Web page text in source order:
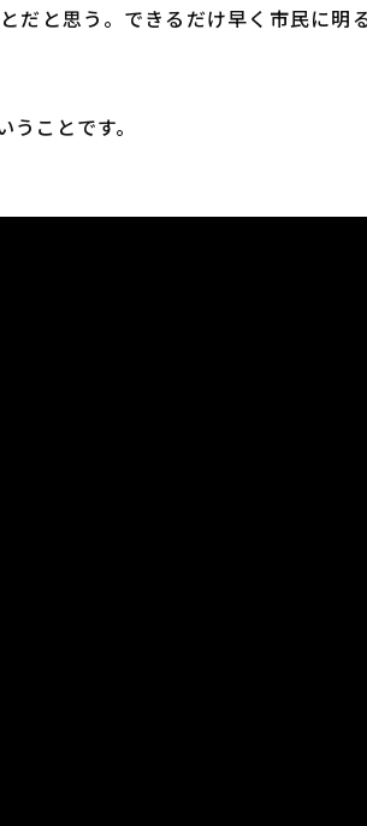
だと思う。できるだけ早く市民に
ことです。